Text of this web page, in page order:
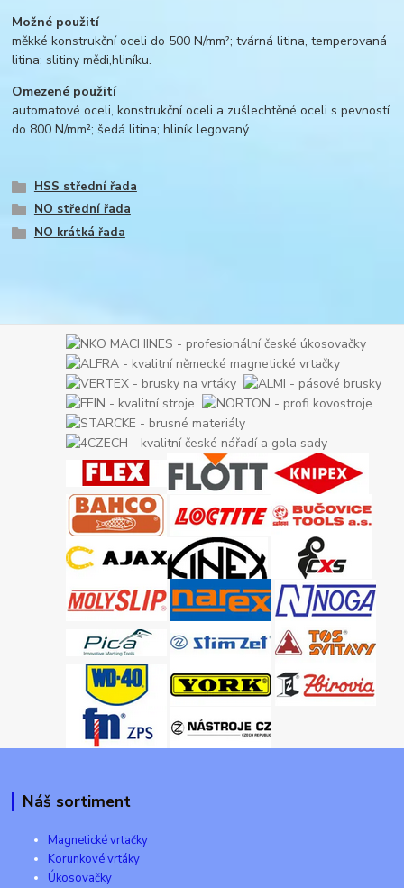
Možné použití
měkké konstrukční oceli do 500 N/mm²; tvárná litina, temperovaná
litina; slitiny mědi,hliníku.
Omezené použití
automatové oceli, konstrukční oceli a zušlechtěné oceli s pevností
do 800 N/mm²; šedá litina; hliník legovaný
HSS střední řada
NO střední řada
NO krátká řada
Náš sortiment
Magnetické vrtačky
Korunkové vrtáky
Úkosovačky